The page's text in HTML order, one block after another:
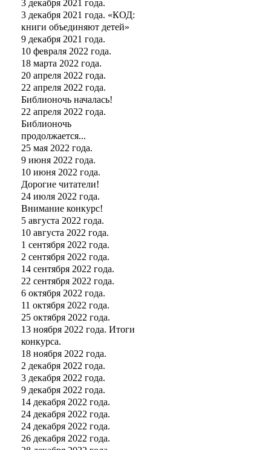
3 декабря 2021 года.
3 декабря 2021 года. «КОД:
книги объединяют детей»
9 декабря 2021 года.
10 февраля 2022 года.
18 марта 2022 года.
20 апреля 2022 года.
22 апреля 2022 года.
Библионочь началась!
22 апреля 2022 года.
Библионочь
продолжается...
25 мая 2022 года.
9 июня 2022 года.
10 июня 2022 года.
Дорогие читатели!
24 июля 2022 года.
Внимание конкурс!
5 августа 2022 года.
10 августа 2022 года.
1 сентября 2022 года.
2 сентября 2022 года.
14 сентября 2022 года.
22 сентября 2022 года.
6 октября 2022 года.
11 октября 2022 года.
25 октября 2022 года.
13 ноября 2022 года. Итоги
конкурса.
18 ноября 2022 года.
2 декабря 2022 года.
3 декабря 2022 года.
9 декабря 2022 года.
14 декабря 2022 года.
24 декабря 2022 года.
24 декабря 2022 года.
26 декабря 2022 года.